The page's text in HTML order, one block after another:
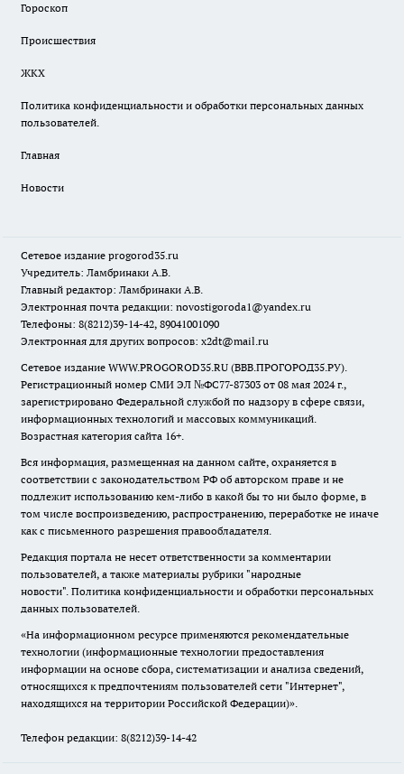
Гороскоп
Происшествия
ЖКХ
Политика конфиденциальности и обработки персональных данных
пользователей.
Главная
Новости
Сетевое издание progorod35.ru
Учредитель: Ламбринаки А.В.
Главный редактор: Ламбринаки А.В.
Электронная почта редакции: novostigoroda1@yandex.ru
Телефоны: 8(8212)39-14-42, 89041001090
Электронная для других вопросов: x2dt@mail.ru
Сетевое издание WWW.PROGOROD35.RU (ВВВ.ПРОГОРОД35.РУ).
Регистрационный номер СМИ ЭЛ №ФС77-87303 от 08 мая 2024 г.,
зарегистрировано Федеральной службой по надзору в сфере связи,
информационных технологий и массовых коммуникаций.
Возрастная категория сайта 16+.
Вся информация, размещенная на данном сайте, охраняется в
соответствии с законодательством РФ об авторском праве и не
подлежит использованию кем-либо в какой бы то ни было форме, в
том числе воспроизведению, распространению, переработке не иначе
как с письменного разрешения правообладателя.
Редакция портала не несет ответственности за комментарии
пользователей, а также материалы рубрики "народные
новости". Политика конфиденциальности и обработки персональных
данных пользователей.
«На информационном ресурсе применяются рекомендательные
технологии (информационные технологии предоставления
информации на основе сбора, систематизации и анализа сведений,
относящихся к предпочтениям пользователей сети "Интернет",
находящихся на территории Российской Федерации)».
Телефон редакции: 8(8212)39-14-42